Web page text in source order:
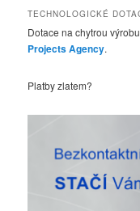
d
t
TECHNOLOGICKÉ
Dotace na chytrou
Projects Agency.
Platby zlatem?